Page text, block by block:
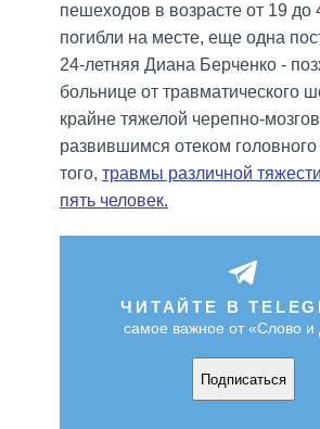
пешеходов в возрасте от 19 до
погибли на месте, еще одна
24-летняя Диана Берченко -
больнице от травматического
крайне тяжелой черепно-
развившимся отеком
того, травмы различной
пять человек.
ЧИТАЙТЕ В
самое важное от «Слово и
Подписаться